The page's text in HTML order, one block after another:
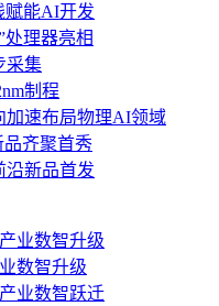
赋能AI开发
处理器亮相
采集
制程
加速布局物理AI领域
品齐聚首秀
沿新品首发
数智升级